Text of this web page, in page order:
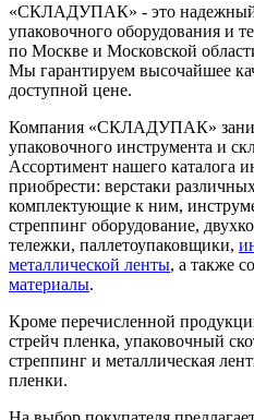
«СКЛАДУПАК» - это надежный
упаковочного оборудования и
по Москве и Московской
Мы гарантируем высочайшее
доступной цене.
Компания «СКЛАДУПАК»
упаковочного инструмента и
Ассортимент нашего каталога
приобрести: верстаки
комплектующие к ним,
стреппинг оборудование,
тележки, паллетоупаковщики,
металлической ленты, а также
материалы.
Кроме перечисленной
стрейч пленка, упаковочный
стреппинг и металлическая
пленки.